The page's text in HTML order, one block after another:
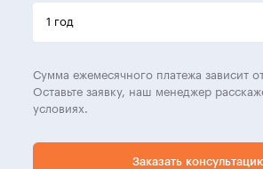
Сумма ежемесячного платежа зависит
Оставьте заявку, наш менеджер
условиях.
Заказать